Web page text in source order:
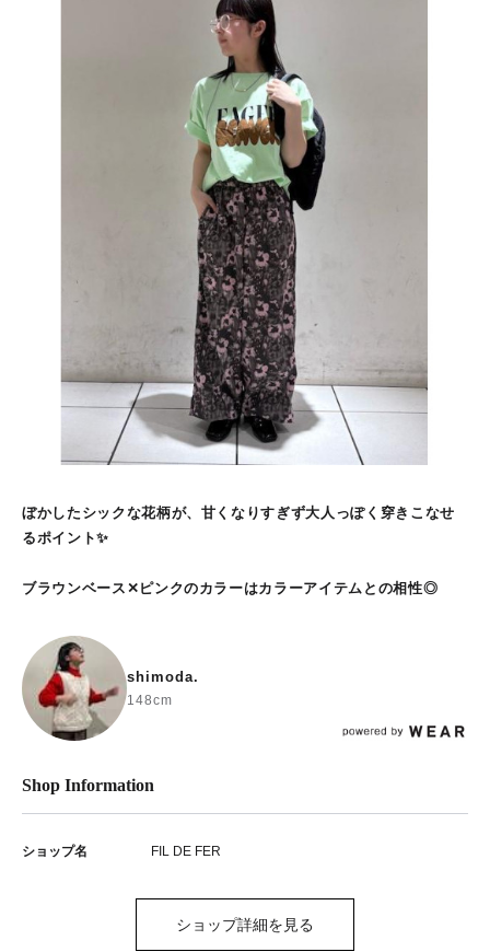
ぼかしたシックな花柄が、甘くなりすぎず大人っぽく穿きこなせ
るポイント✨
ブラウンベース✕ピンクのカラーはカラーアイテムとの相性◎
shimoda.
148cm
Shop Information
ショップ名 FIL DE FER
ショップ詳細を見る